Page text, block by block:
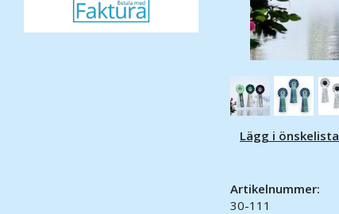
Lägg i önskelista
Artikelnummer:
30-111